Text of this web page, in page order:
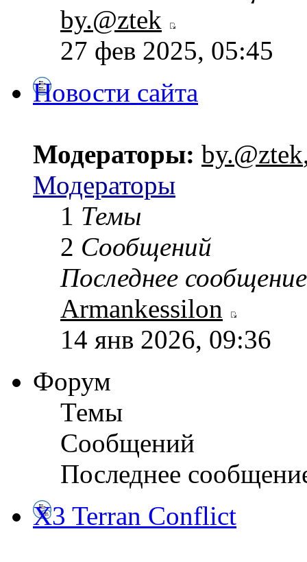
by.@ztek
27 фев 2025, 05:45
Новости сайта
Модераторы: by.@ztek
Модераторы
1 Темы
2 Сообщений
Последнее сообщение
Armankessilon
14 янв 2026, 09:36
Форум
Темы
Сообщений
Последнее
X3 Terran Conflict